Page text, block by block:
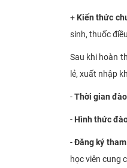
+ Kiến thức
sinh, thuốc
Sau khi hoàn
lẻ, xuất nhập
-Thời gian
- Hình thức
-Đăng ký
học viên cung